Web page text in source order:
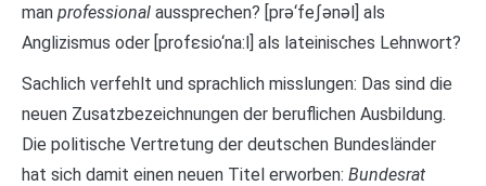
man professional aussprechen? [prǝ‘feʃǝnǝl] als
Anglizismus oder [profεsio‘na:l] als lateinisches Lehnwort?
Sachlich verfehlt und sprachlich misslungen: Das sind die
neuen Zusatzbezeichnungen der beruflichen Ausbildung.
Die politische Vertretung der deutschen Bundesländer
hat sich damit einen neuen Titel erworben: Bundesrat